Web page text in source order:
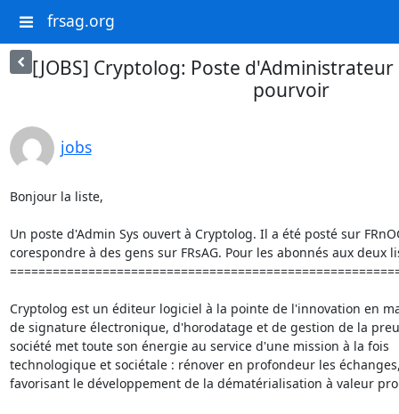
frsag.org
[JOBS] Cryptolog: Poste d'Administrateur
pourvoir
jobs
Bonjour la liste,
Un poste d'Admin Sys ouvert à Cryptolog. Il a été posté sur
corespondre à des gens sur FRsAG. Pour les abonnés aux deux
Cryptolog est un éditeur logiciel à la pointe de l'innovation en
de signature électronique, d'horodatage et de gestion de la
société met toute son énergie au service d'une mission à la fois
technologique et sociétale : rénover en profondeur les
favorisant le développement de la dématérialisation à valeur